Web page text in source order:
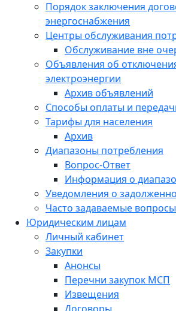
Порядок заключения
энергоснабжения
Центры обслуживания
Обслуживание вне
Объявления об
электроэнергии
Архив объявлений
Способы оплаты и
Тарифы для населения
Архив
Диапазоны потребления
Вопрос-Ответ
Информация о
Уведомления о
Часто задаваемые вопросы
Юридическим лицам
Личный кабинет
Закупки
Анонсы
Перечни закупок МСП
Извещения